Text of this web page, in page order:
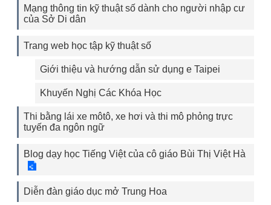
Mạng thông tin kỹ thuật số dành cho người nhập cư
của Sở Di dân
Trang web học tập kỹ thuật số
Giới thiệu và hướng dẫn sử dụng e Taipei
Khuyến Nghị Các Khóa Học
Thi bằng lái xe môtô, xe hơi và thi mô phỏng trực
tuyến đa ngôn ngữ
Blog dạy học Tiếng Việt của cô giáo Bùi Thị Việt Hà
Diễn đàn giáo dục mở Trung Hoa